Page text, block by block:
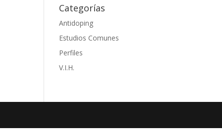
Categorías
Antidoping
Estudios Comunes
Perfiles
V.I.H.